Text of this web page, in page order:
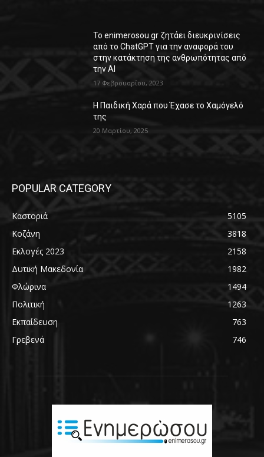
Το enimerosou.gr ζητάει διευκρινίσεις
από το ChatGPT για την αναφορά του
στην κατάκτηση της ανθρωπότητας από
την AI
17 Φεβρουαρίου, 2023
Η Παιδική Χαρά που Έχασε το Χαμόγελό
της
20 Μαρτίου, 2025
POPULAR CATEGORY
Καστοριά
5105
Κοζάνη
3818
Εκλογές 2023
2158
Δυτική Μακεδονία
1982
Φλώρινα
1494
Πολιτική
1263
Εκπαίδευση
763
Γρεβενά
746